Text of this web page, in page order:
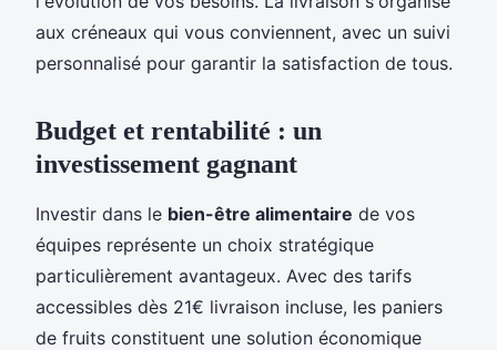
aux créneaux qui vous conviennent, avec un suivi
personnalisé pour garantir la satisfaction de tous.
Budget et rentabilité : un
investissement gagnant
Investir dans le bien-être alimentaire de vos
équipes représente un choix stratégique
particulièrement avantageux. Avec des tarifs
accessibles dès 21€ livraison incluse, les paniers
de fruits constituent une solution économique